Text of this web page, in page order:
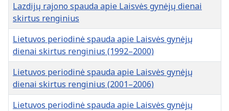
Lazdijų rajono spauda apie Laisvės gynėjų dienai
skirtus renginius
Lietuvos periodinė spauda apie Laisvės gynėjų
dienai skirtus renginius (1992–2000)
Lietuvos periodinė spauda apie Laisvės gynėjų
dienai skirtus renginius (2001–2006)
Lietuvos periodinė spauda apie Laisvės gynėjų